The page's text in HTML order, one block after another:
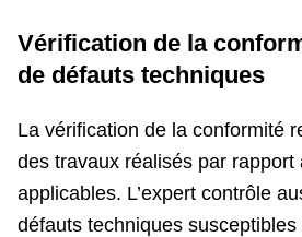
Vérification de la
de défauts techniques
La vérification de la conformité
des travaux réalisés par rapport
applicables. L’expert contrôle
défauts techniques susceptibles